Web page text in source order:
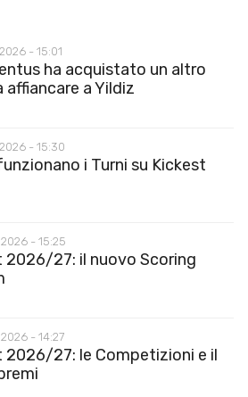
- 15:01
ha acquistato un altro
affiancare a Yildiz
- 15:30
i Turni su Kickest
- 15:25
2026/27: il nuovo Scoring
- 14:27
2026/27: le Competizioni e il